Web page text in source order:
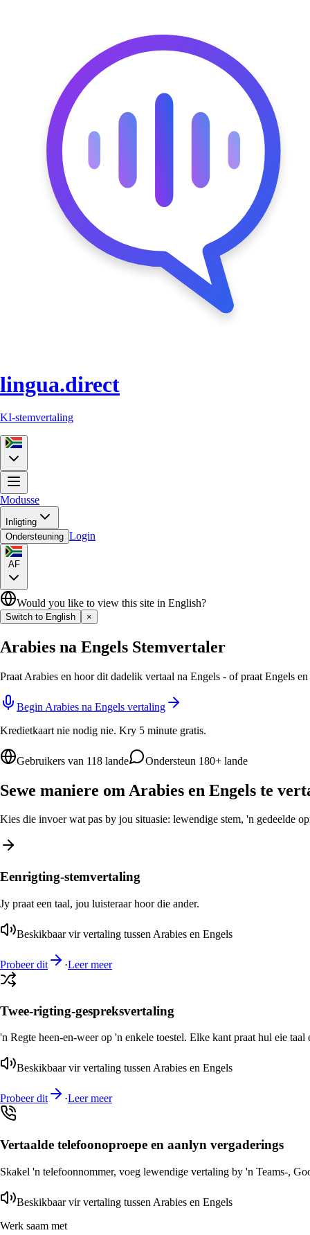
lingua.direct
KI-stemvertaling
Modusse
Inligting
Ondersteuning Login
AF
Would you like to view this site in English?
Switch to English ×
Arabies na Engels Stemvertaler
Praat Arabies en hoor dit dadelik vertaal na Engels - of praat Engels
Begin Arabies na Engels vertaling
Kredietkaart nie nodig nie. Kry 5 minute gratis.
Gebruikers van 118 lande Ondersteun 180+ lande
Sewe maniere om Arabies en Engels te
Kies die invoer wat pas by jou situasie: lewendige stem, 'n gedeelde
Eenrigting-stemvertaling
Jy praat een taal, jou luisteraar hoor die ander.
Beskikbaar vir vertaling tussen Arabies en Engels
Probeer dit ·Leer meer
Twee-rigting-gespreksvertaling
'n Regte heen-en-weer op 'n enkele toestel. Elke kant praat hul eie taal
Beskikbaar vir vertaling tussen Arabies en Engels
Probeer dit ·Leer meer
Vertaalde telefoonoproepe en aanlyn vergaderings
Skakel 'n telefoonnommer, voeg lewendige vertaling by 'n Teams-,
Beskikbaar vir vertaling tussen Arabies en Engels
Werk saam met